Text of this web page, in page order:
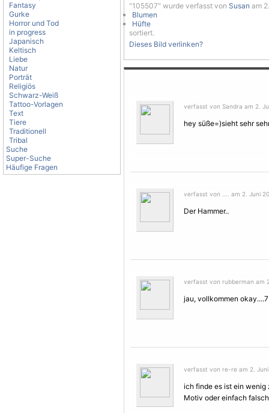
Fantasy
Gurke
Horror und Tod
in progress
Japanisch
Keltisch
Liebe
Natur
Porträt
Religiös
Schwarz-Weiß
Tattoo-Vorlagen
Text
Tiere
Traditionell
Tribal
Suche
Super-Suche
Häufige Fragen
"105507" wurde verfasst von Susan am
Blumen
Hüfte
sortiert.
Dieses Bild verlinken?
verfasst von Sandra am 2.
hey süße=)sieht sehr
verfasst von .... am 2. Juni
Der Hammer..
verfasst von rubberman am
jau, vollkommen
verfasst von re-re am 2.
ich finde es ist ein wenig
Motiv oder einfach